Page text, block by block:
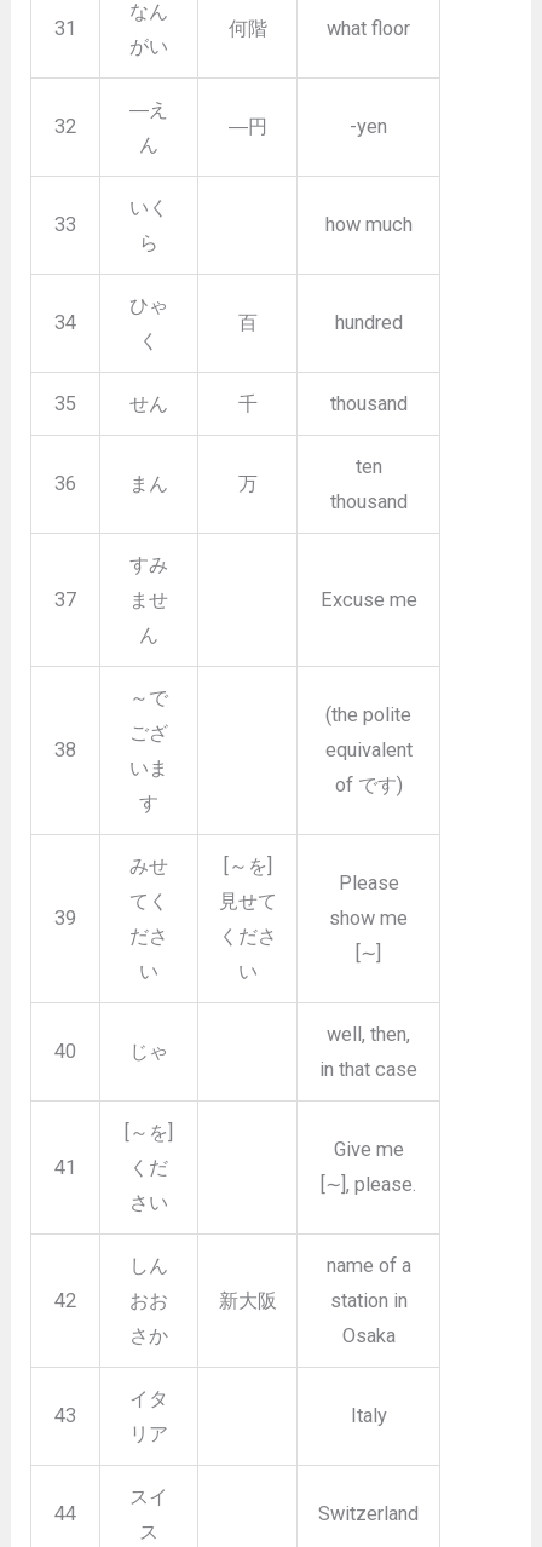
31
なん
がい
何階 what floor
32
―え
ん
―円 -yen
33
いく
ら
how much
34
ひゃ
く
百 hundred
35 せん 千 thousand
36 まん 万
ten
thousand
37
すみ
ませ
ん
Excuse me
38
～で
ござ
いま
す
(the polite
equivalent
of です)
39
みせ
てく
ださ
い
[～を]
見せて
くださ
い
Please
show me
[∼]
40 じゃ
well, then,
in that case
41
[～を]
くだ
さい
Give me
[∼], please.
42
しん
おお
さか
新大阪
name of a
station in
Osaka
43
イタ
リア
Italy
44
スイ
ス
Switzerland